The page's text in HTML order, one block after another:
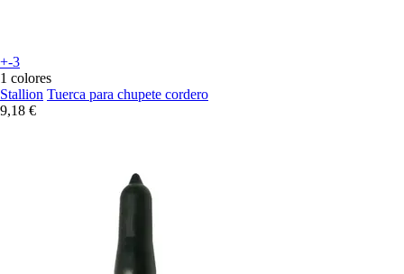
+-3
1 colores
Stallion Tuerca para chupete cordero
9,18 €